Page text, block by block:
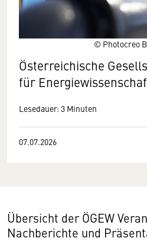
© Photocreo
Österreichische
für
Lesedauer: 3 Minuten
07.07.2026
Übersicht der ÖGEW
Nachberichte und